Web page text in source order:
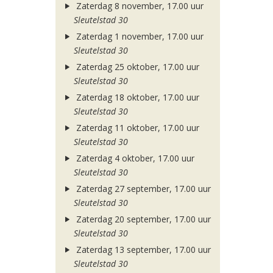
Zaterdag 8 november, 17.00 uur
Sleutelstad 30
Zaterdag 1 november, 17.00 uur
Sleutelstad 30
Zaterdag 25 oktober, 17.00 uur
Sleutelstad 30
Zaterdag 18 oktober, 17.00 uur
Sleutelstad 30
Zaterdag 11 oktober, 17.00 uur
Sleutelstad 30
Zaterdag 4 oktober, 17.00 uur
Sleutelstad 30
Zaterdag 27 september, 17.00 uur
Sleutelstad 30
Zaterdag 20 september, 17.00 uur
Sleutelstad 30
Zaterdag 13 september, 17.00 uur
Sleutelstad 30